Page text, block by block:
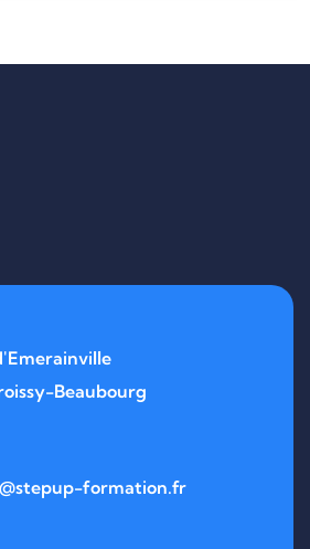
Beaubourg
formation.fr